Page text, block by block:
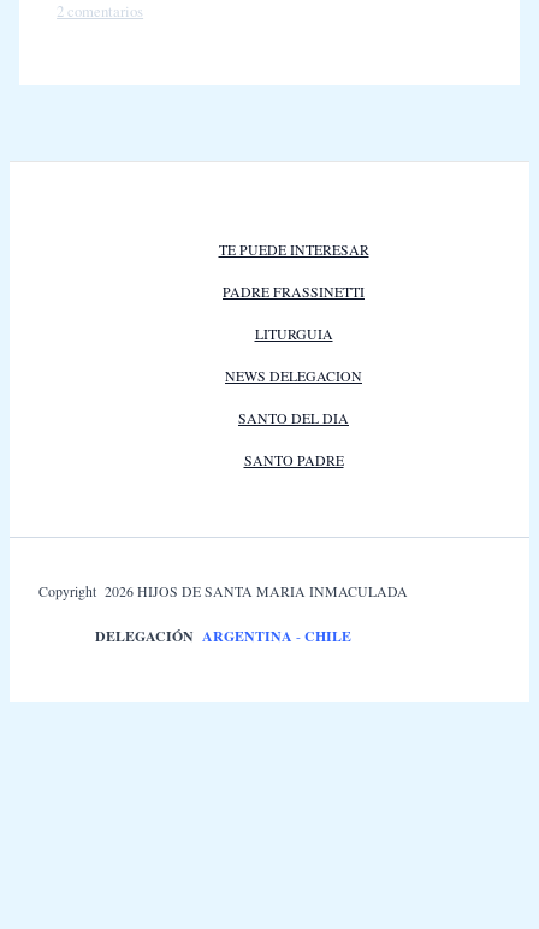
2 comentarios
TE PUEDE INTERESAR
PADRE FRASSINETTI
LITURGUIA
NEWS DELEGACION
SANTO DEL DIA
SANTO PADRE
Copyright 2026 HIJOS DE SANTA MARIA INMACULADA
DELEGACIÓN ARGENTINA -CHILE